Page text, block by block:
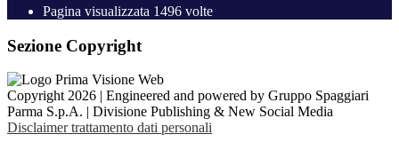
Pagina visualizzata 1496 volte
Sezione Copyright
Copyright 2026 | Engineered and powered by Gruppo Spaggiari
Parma S.p.A. | Divisione Publishing & New Social Media
Disclaimer trattamento dati personali